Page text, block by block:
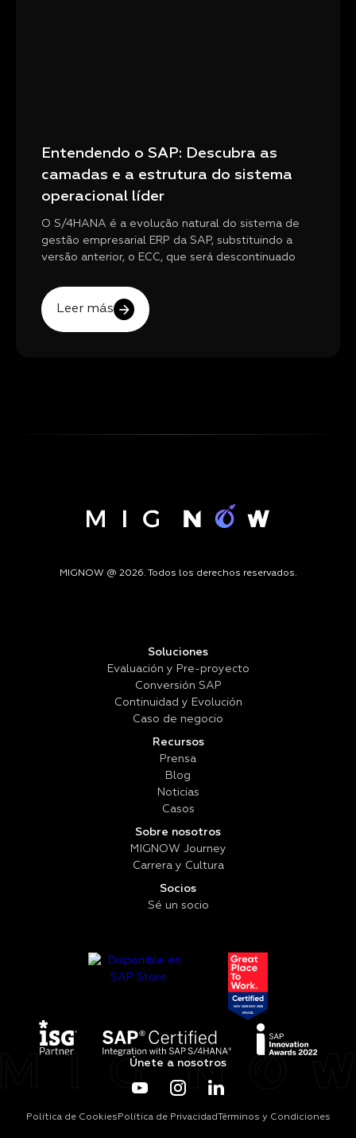
Entendendo o SAP: Descubra as
camadas e a estrutura do sistema
operacional líder
O S/4HANA é a evolução natural do sistema de
gestão empresarial ERP da SAP, substituindo a
versão anterior, o ECC, que será descontinuado
Leer más
MIGNOW @ 2026. Todos los derechos reservados.
Soluciones
Evaluación y Pre-proyecto
Conversión SAP
Continuidad y Evolución
Caso de negocio
Recursos
Prensa
Blog
Noticias
Casos
Sobre nosotros
MIGNOW Journey
Carrera y Cultura
Socios
Sé un socio
Únete a nosotros
Política de Cookies Política de PrivacidadTérminos y Condiciones